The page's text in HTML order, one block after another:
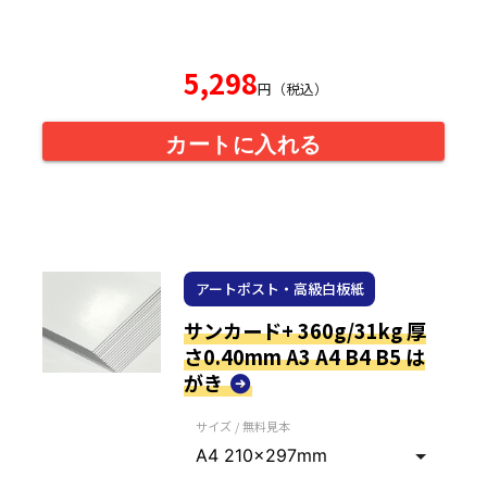
5,298円（税込）
カートに入れる
アートポスト・高級白板紙
サンカード+ 360g/31kg 厚
さ0.40mm A3 A4 B4 B5 は
がき
サイズ / 無料見本